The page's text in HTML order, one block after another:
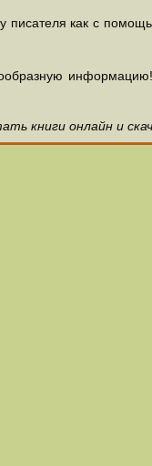
писателя как с
книги онлайн и